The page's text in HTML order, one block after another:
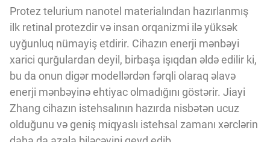
Protez telurium nanotel materialından hazırlanmış
ilk retinal protezdir və insan orqanizmi ilə yüksək
uyğunluq nümayiş etdirir. Cihazın enerji mənbəyi
xarici qurğulardan deyil, birbaşa işıqdan əldə edilir ki,
bu da onun digər modellərdən fərqli olaraq əlavə
enerji mənbəyinə ehtiyac olmadığını göstərir. Jiayi
Zhang cihazın istehsalının hazırda nisbətən ucuz
olduğunu və geniş miqyaslı istehsal zamanı xərclərin